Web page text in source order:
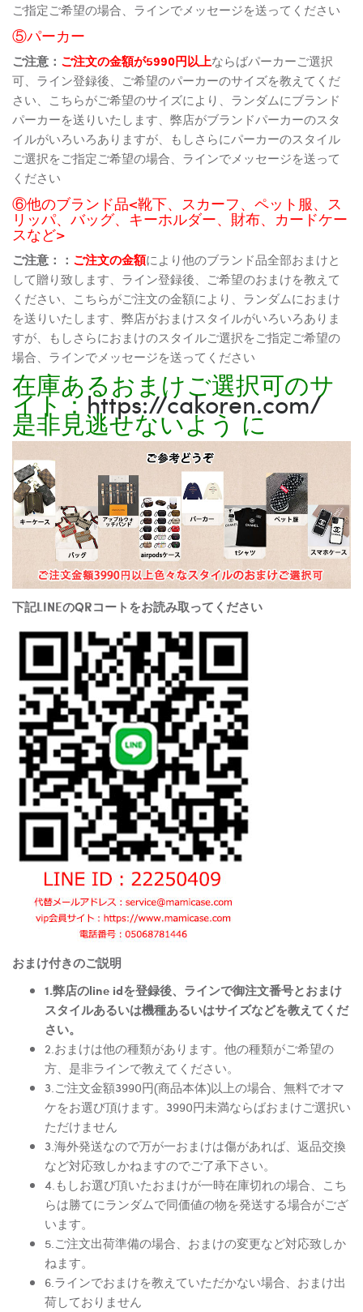
ご指定ご希望の場合、ラインでメッセージを送ってください
⑤パーカー
ご注意： ご注文の金額が5990円以上ならばパーカーご選択
可、ライン登録後、ご希望のパーカーのサイズを教えてくだ
さい、こちらがご希望のサイズにより、ランダムにブランド
パーカーを送りいたします、弊店がブランドパーカーのスタ
イルがいろいろありますが、もしさらにパーカーのスタイル
ご選択をご指定ご希望の場合、ラインでメッセージを送って
ください
⑥他のブランド品<靴下、スカーフ、ペット服、ス
リッパ、バッグ、キーホルダー、財布、カードケー
スなど>
ご注意：： ご注文の金額により他のブランド品全部おまけと
して贈り致します、ライン登録後、ご希望のおまけを教えて
ください、こちらがご注文の金額により、ランダムにおまけ
を送りいたします、弊店がおまけスタイルがいろいろありま
すが、もしさらにおまけのスタイルご選択をご指定ご希望の
場合、ラインでメッセージを送ってください
在庫あるおまけご選択可のサ
イト：https://cakoren.com/
是非見逃せないよう に
下記LINEのQRコートをお読み取ってください
おまけ付きのご説明
1.弊店のline idを登録後、ラインで御注文番号とおまけ
スタイルあるいは機種あるいはサイズなどを教えてくだ
さい。
2.おまけは他の種類があります。他の種類がご希望の
方、是非ラインで教えてください。
3.ご注文金額3990円(商品本体)以上の場合、無料でオマ
ケをお選び頂けます。3990円未満ならばおまけご選択い
ただけません
3.海外発送なので万が一おまけは傷があれば、返品交換
など対応致しかねますのでご了承下さい。
4.もしお選び頂いたおまけが一時在庫切れの場合、こち
らは勝てにランダムで同価値の物を発送する場合がござ
います。
5.ご注文出荷準備の場合、おまけの変更など対応致しか
ねます。
6.ラインでおまけを教えていただかない場合、おまけ出
荷しておりません